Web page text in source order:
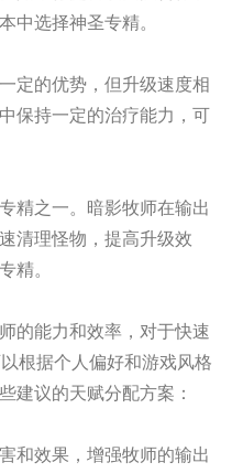
中选择神圣专精。
定的优势，但升级速度相
保持一定的治疗能力，可
精之一。暗影牧师在输出
清理怪物，提高升级效
精。
的能力和效率，对于快速
根据个人偏好和游戏风格
建议的天赋分配方案：
和效果，增强牧师的输出